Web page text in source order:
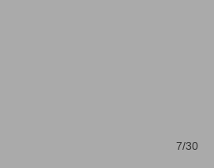
7/30